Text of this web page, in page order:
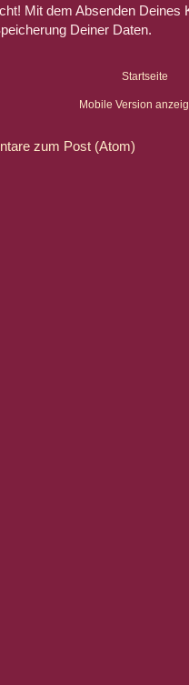
Mit dem Absenden
Deiner Daten.
Startseite
Mobile Version
zum Post (Atom)